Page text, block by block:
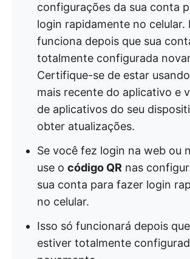
configurações da sua conta
login rapidamente no celular.
funciona depois que sua
totalmente configurada
Certifique-se de estar
mais recente do aplicativo e
de aplicativos do seu
obter atualizações.
Se você fez login na web ou
use o código QR nas
sua conta para fazer login
no celular.
Isso só funcionará depois
estiver totalmente